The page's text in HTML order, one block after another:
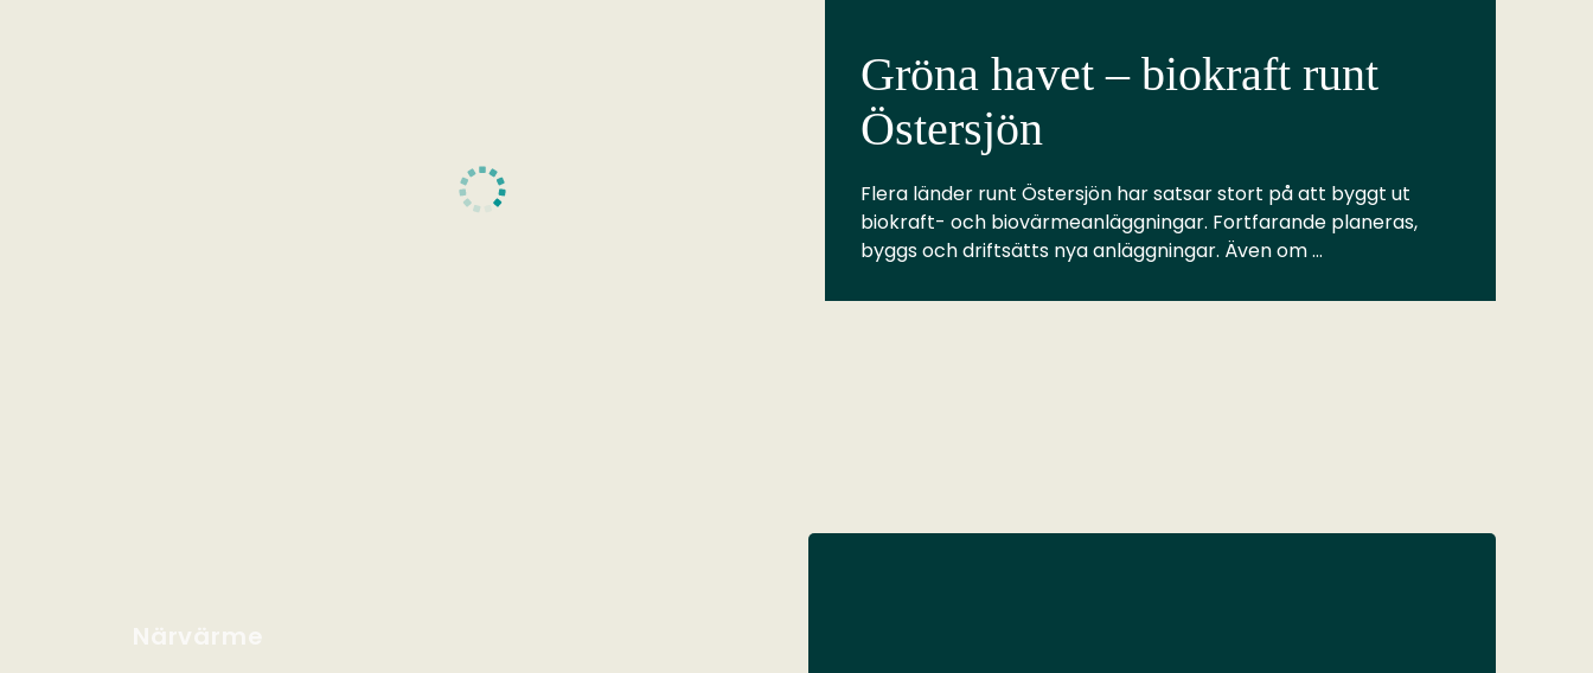
Gröna havet – biokraft runt
Östersjön
Flera länder runt Östersjön har satsar stort på att byggt ut
biokraft- och biovärmeanläggningar. Fortfarande planeras,
byggs och driftsätts nya anläggningar. Även om …
Närvärme